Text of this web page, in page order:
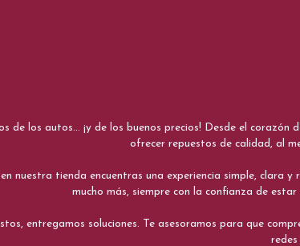
de los autos... ¡y de los buenos precios! Desde el
ofrecer repuestos de calidad, al
nuestra tienda encuentras una experiencia simple, clara
mucho más, siempre con la confianza de
entregamos soluciones. Te asesoramos para que